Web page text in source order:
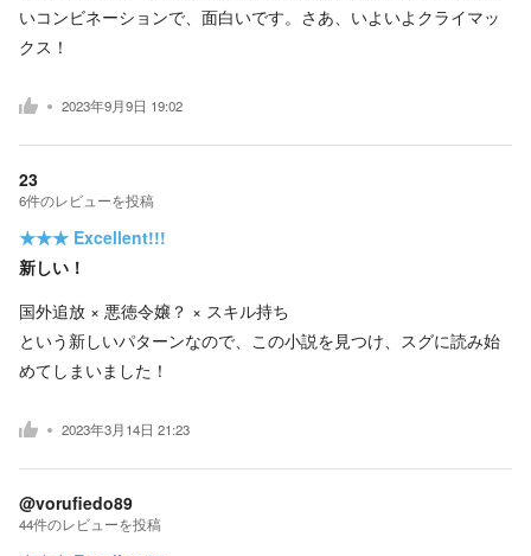
いコンビネーションで、面白いです。さあ、いよいよクライマッ
クス！
2023年9月9日 19:02
23
6件のレビューを投稿
★★★ Excellent!!!
新しい！
国外追放 × 悪徳令嬢？ × スキル持ち
という新しいパターンなので、この小説を見つけ、スグに読み始
めてしまいました！
2023年3月14日 21:23
@vorufiedo89
44件のレビューを投稿